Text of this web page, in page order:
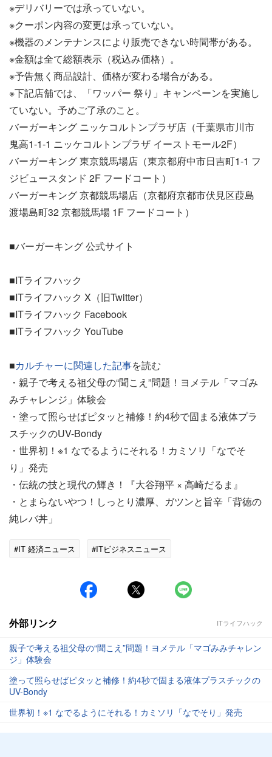
※デリバリーでは承っていない。
※クーポン内容の変更は承っていない。
※機器のメンテナンスにより販売できない時間帯がある。
※金額は全て総額表示（税込み価格）。
※予告無く商品設計、価格が変わる場合がある。
※下記店舗では、「ワッパー 祭り」キャンペーンを実施し
ていない。予めご了承のこと。
バーガーキング ニッケコルトンプラザ店（千葉県市川市
鬼高1-1-1 ニッケコルトンプラザ イーストモール2F）
バーガーキング 東京競馬場店（東京都府中市日吉町1-1 フ
ジビュースタンド 2F フードコート）
バーガーキング 京都競馬場店（京都府京都市伏見区葭島
渡場島町32 京都競馬場 1F フードコート）
■バーガーキング 公式サイト
■ITライフハック
■ITライフハック X（旧Twitter）
■ITライフハック Facebook
■ITライフハック YouTube
■カルチャーに関連した記事を読む
・親子で考える祖父母の“聞こえ”問題！ヨメテル「マゴみ
みチャレンジ」体験会
・塗って照らせばピタッと補修！約4秒で固まる液体プラ
スチックのUV-Bondy
・世界初！※1 なでるようにそれる！カミソリ「なでそ
り」発売
・伝統の技と現代の輝き！『大谷翔平 × 高崎だるま』
・とまらないやつ！しっとり濃厚、ガツンと旨辛「背徳の
純レバ丼」
#IT 経済ニュース #ITビジネスニュース
外部リンク ITライフハック
親子で考える祖父母の“聞こえ”問題！ヨメテル「マゴみみチャレン
ジ」体験会
塗って照らせばピタッと補修！約4秒で固まる液体プラスチックの
UV-Bondy
世界初！※1 なでるようにそれる！カミソリ「なでそり」発売